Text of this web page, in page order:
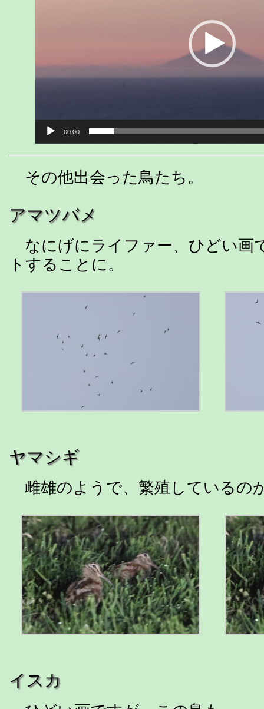
ー
00:00
その他出会った鳥たち。
アマツバメ
なにげにライファー、ひどい画
トすることに。
ヤマシギ
雌雄のようで、繁殖しているの
イスカ